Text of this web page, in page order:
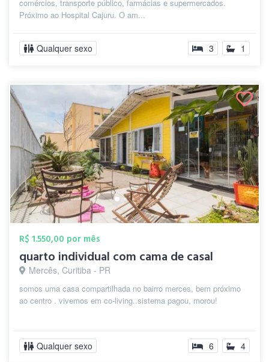
comércios, transporte público, farmácias e supermercados.
Próximo ao Hospital Cajuru. O am...
Qualquer sexo 3 1
R$ 1.550,00 por mês
quarto individual com cama de casal
Mercês, Curitiba - PR
somos uma casa compartilhada no bairro merces, bem próximo
ao centro . vivemos em co-living..sistema pagou, morou!
Qualquer sexo 6 4